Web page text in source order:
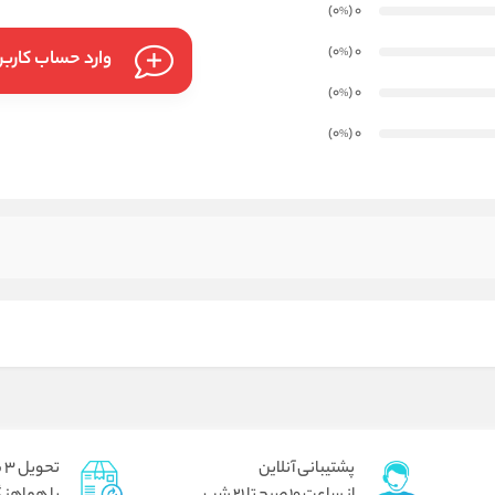
0
(0
%
)
0
(0
%
)
0
(0
%
)
0
(0
%
)
وارد حساب
پشتیبانی آنلاین
تحویل 3 ساعته برای تهران پیک